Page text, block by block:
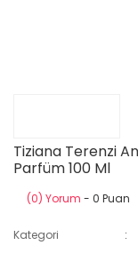
Tiziana Terenzi
Parfüm 100 Ml
(0) Yorum - 0 Puan
Kategori